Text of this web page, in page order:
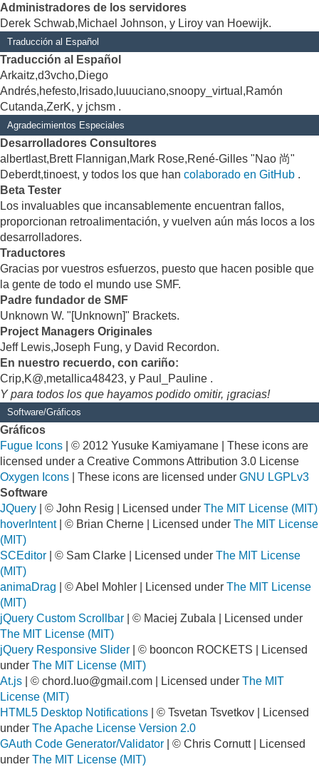
Administradores de los servidores
Derek Schwab,Michael Johnson, y Liroy van Hoewijk.
Traducción al Español
Traducción al Español
Arkaitz,d3vcho,Diego
Andrés,hefesto,Irisado,luuuciano,snoopy_virtual,Ramón
Cutanda,ZerK, y jchsm .
Agradecimientos Especiales
Desarrolladores Consultores
albertlast,Brett Flannigan,Mark Rose,René-Gilles "Nao 尚"
Deberdt,tinoest, y todos los que han colaborado en GitHub .
Beta Tester
Los invaluables que incansablemente encuentran fallos,
proporcionan retroalimentación, y vuelven aún más locos a los
desarrolladores.
Traductores
Gracias por vuestros esfuerzos, puesto que hacen posible que
la gente de todo el mundo use SMF.
Padre fundador de SMF
Unknown W. "[Unknown]" Brackets.
Project Managers Originales
Jeff Lewis,Joseph Fung, y David Recordon.
En nuestro recuerdo, con cariño:
Crip,K@,metallica48423, y Paul_Pauline .
Y para todos los que hayamos podido omitir, ¡gracias!
Software/Gráficos
Gráficos
Fugue Icons | © 2012 Yusuke Kamiyamane | These icons are
licensed under a Creative Commons Attribution 3.0 License
Oxygen Icons | These icons are licensed under GNU LGPLv3
Software
JQuery | © John Resig | Licensed under The MIT License (MIT)
hoverIntent| © Brian Cherne | Licensed under The MIT License
(MIT)
SCEditor | © Sam Clarke | Licensed under The MIT License
(MIT)
animaDrag | © Abel Mohler | Licensed under The MIT License
(MIT)
jQuery Custom Scrollbar | © Maciej Zubala | Licensed under
The MIT License (MIT)
jQuery Responsive Slider | © booncon ROCKETS | Licensed
under The MIT License (MIT)
At.js | © chord.luo@gmail.com | Licensed under The MIT
License (MIT)
HTML5 Desktop Notifications | © Tsvetan Tsvetkov | Licensed
under The Apache License Version 2.0
GAuth Code Generator/Validator | © Chris Cornutt | Licensed
under The MIT License (MIT)